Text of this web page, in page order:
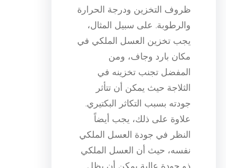
ظروف التخزين ودرجة الحرارة
والرطوبة. على سبيل المثال،
يجب تخزين العسل الملكي في
مكان بارد وجاف، ومن
المفضل تجنب تخزينه في
الثلاجة حيث يمكن أن تتأثر
جودته بسبب التكاثر البكتيري.
علاوة على ذلك، يجب أيضاً
النظر في جودة العسل الملكي
نفسه، حيث أن العسل الملكي
ذو جودة عالية يمكن أن يظل